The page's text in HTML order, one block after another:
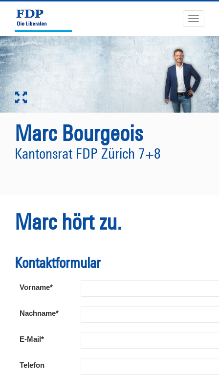
Toggle
Marc Bourgeois
Kantonsrat FDP Zürich 7+8
Marc hört zu.
Kontaktformular
Vorname*
Nachname*
E-Mail*
Telefon